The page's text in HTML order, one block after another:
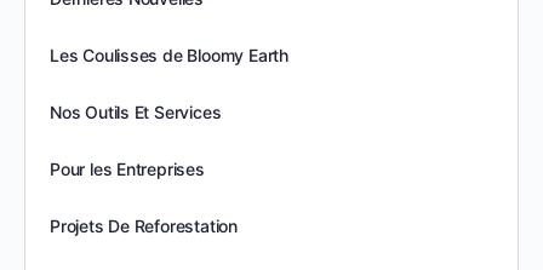
Les Coulisses de Bloomy Earth
Nos Outils Et Services
Pour les Entreprises
Projets De Reforestation